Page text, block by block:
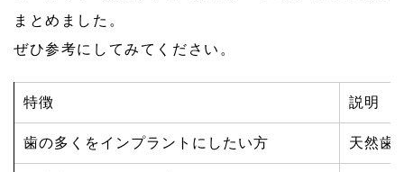
まとめました。
ぜひ参考にしてみてください。
特徴 説明
歯の多くをインプラントにしたい方 天然歯